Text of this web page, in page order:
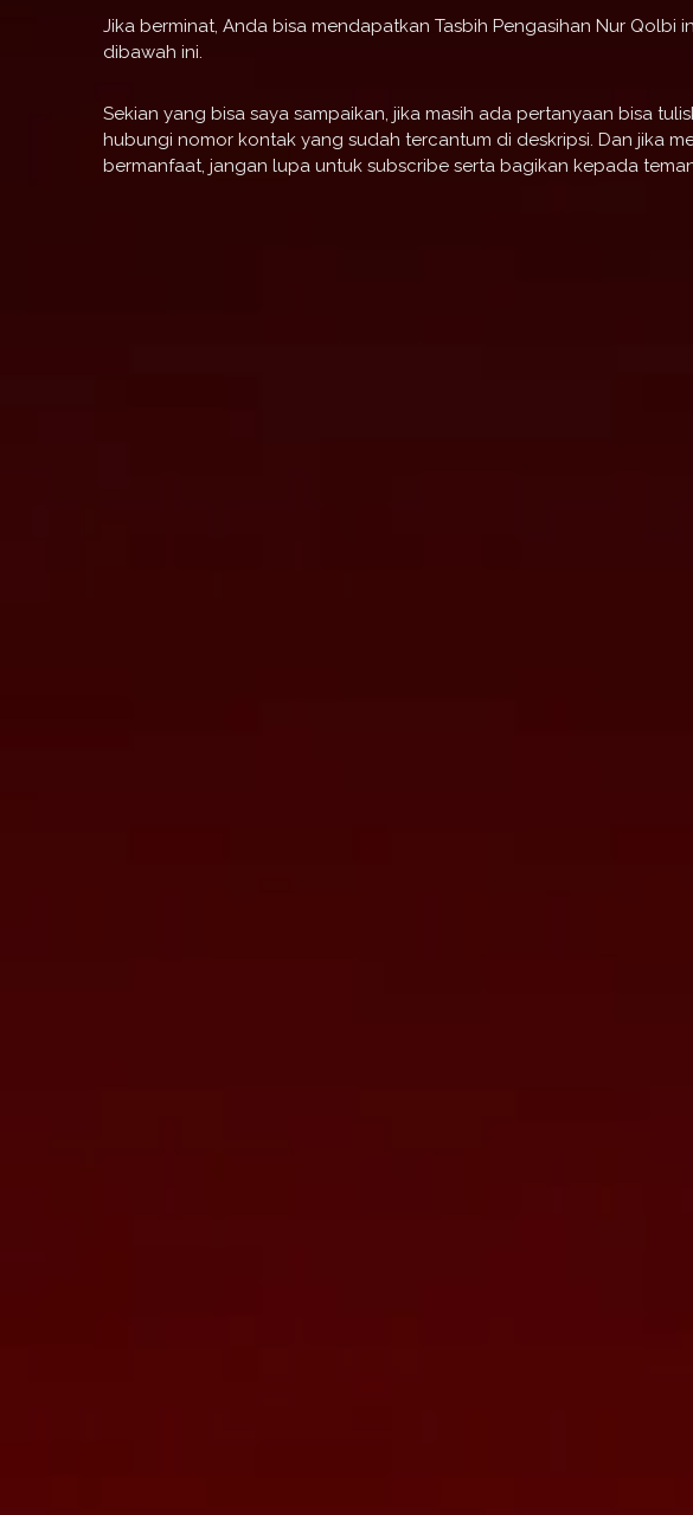
Jika berminat, Anda bisa mendapatkan Tasbih Pengasihan Nur Qolbi
dibawah ini.
Sekian yang bisa saya sampaikan, jika masih ada pertanyaan bisa
hubungi nomor kontak yang sudah tercantum di deskripsi. Dan jika
bermanfaat, jangan lupa untuk subscribe serta bagikan kepada